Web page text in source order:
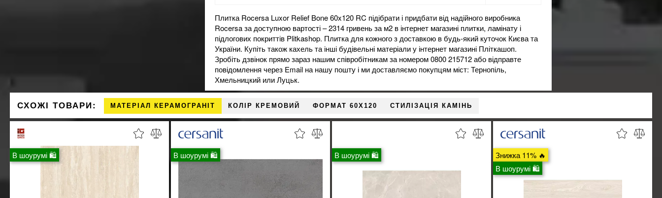
Плитка Rocersa Luxor Relief Bone 60x120 RC підібрати і придбати від надійного виробника
Rocersa за доступною вартості – 2314 гривень за м2 в інтернет магазині плитки, ламінату і
підлогових покриттів Plitkashop. Плитка для кожного з доставкою в будь-який куточок Києва та
України. Купіть також кахельта інші будівельні матеріали у інтернет магазині Пліткашоп.
Зробіть дзвінок прямо зараз нашим співробітникам за номером 0800 215712 або відправте
повідомлення через Email на нашу пошту і ми доставляємо покупцям міст: Тернопіль,
Хмельницкий или Луцьк.
СХОЖІ ТОВАРИ: МАТЕРІАЛ КЕРАМОГРАНІТ КОЛІР КРЕМОВИЙ ФОРМАТ 60X120 СТИЛІЗАЦІЯ КАМІНЬ
В шоурумі 🛍 В шоурумі 🛍 В шоурумі 🛍
Знижка 11% 🔥
В шоурумі 🛍